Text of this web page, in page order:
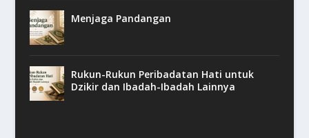
Menjaga Pandangan
Rukun-Rukun Peribadatan Hati untuk
Dzikir dan Ibadah-Ibadah Lainnya